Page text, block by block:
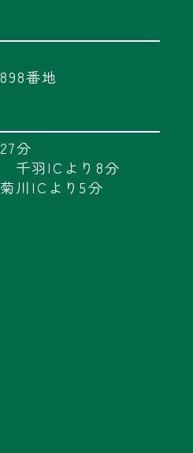
番地
分
千羽ICより8分
ICより5分